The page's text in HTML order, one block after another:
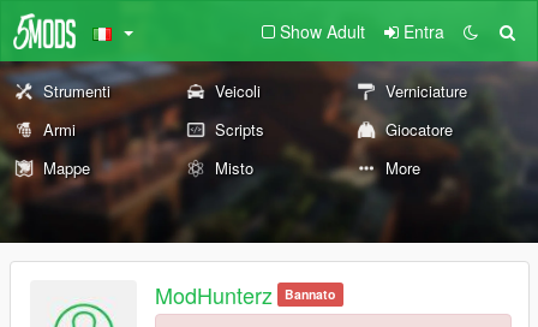
Show Adult Entra
Strumenti Veicoli
Verniciature
Armi
Scripts
Giocatore
Mappe
Misto More
ModHunterz Bannato